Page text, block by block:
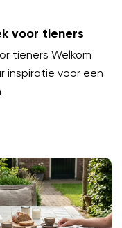
voor tieners
tieners Welkom
inspiratie voor een